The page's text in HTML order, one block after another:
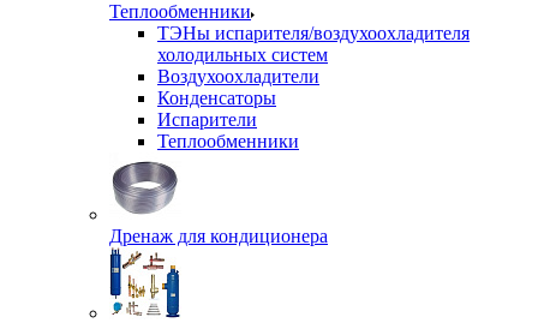
Теплообменники
ТЭНы испарителя/воздухоохладителя
холодильных систем
Воздухоохладители
Конденсаторы
Испарители
Теплообменники
Дренаж для кондиционера